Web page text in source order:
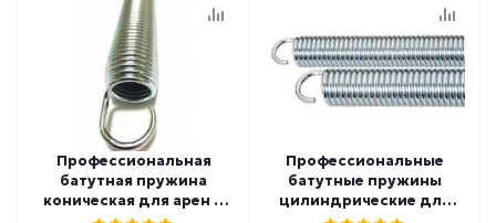
Профессиональная
батутная пружина
коническая для арен и
Профессиональные
батутные пружины
цилиндрические для